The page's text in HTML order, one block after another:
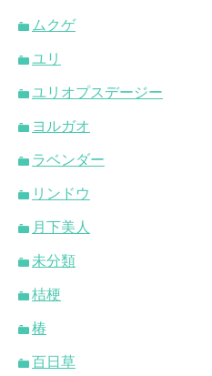
ムクゲ
ユリ
ユリオプスデージー
ヨルガオ
ラベンダー
リンドウ
月下美人
未分類
桔梗
椿
百日草